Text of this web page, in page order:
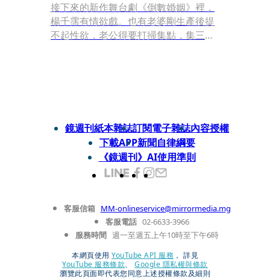
接下來的新作舞台劇《倒數婚姻》裡，
楊千霈有情欲戲。也有老婆剛生產後提
不起性欲，老公得要打掃集點，集三點
鏡週刊紙本雜誌訂閱電子雜誌內容授權
下載APP新聞自律綱要
《鏡週刊》AI使用準則
客服信箱 MM-onlineservice@mirrormedia.mg
客服電話 02-6633-3966
服務時間 週一至週五上午10時至下午6時
本網頁使用 YouTube API 服務 ， 詳見
YouTube 服務條款、
Google 隱私權與條款
瀏覽此頁面即代表您同意上述授權條款及細則